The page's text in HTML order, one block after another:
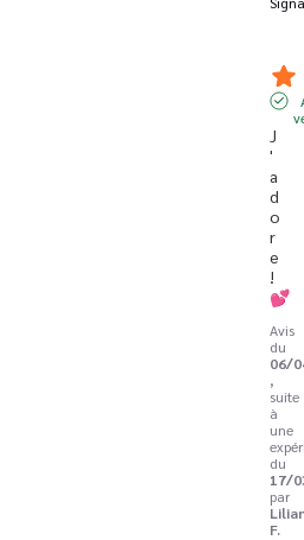
J
'
a
d
o
r
e
!
💕
Avis
du
06/
,
suite
à
une
du
17/
par
F.